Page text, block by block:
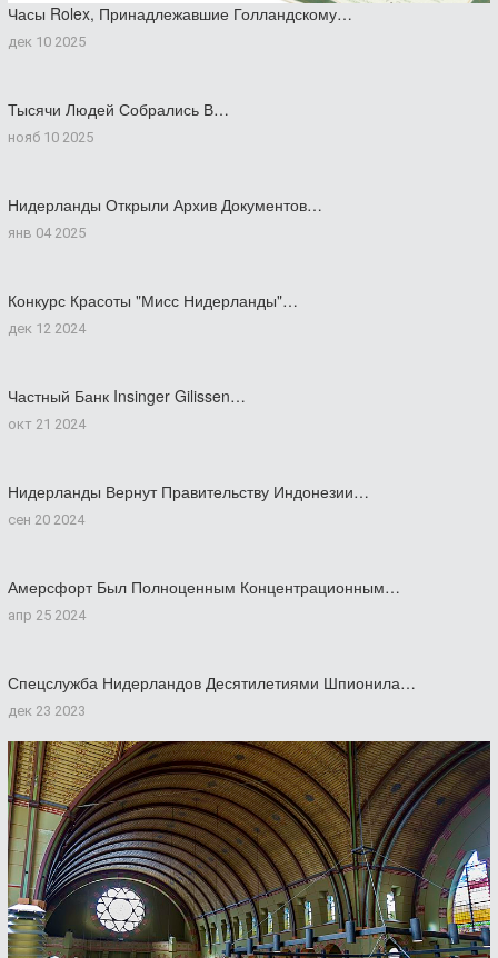
Часы Rolex, Принадлежавшие Голландскому…
дек 10 2025
Тысячи Людей Собрались В…
нояб 10 2025
Нидерланды Открыли Архив Документов…
янв 04 2025
Конкурс Красоты "Мисс Нидерланды"…
дек 12 2024
Частный Банк Insinger Gilissen…
окт 21 2024
Нидерланды Вернут Правительству Индонезии…
сен 20 2024
Амерсфорт Был Полноценным Концентрационным…
апр 25 2024
Спецслужба Нидерландов Десятилетиями Шпионила…
дек 23 2023